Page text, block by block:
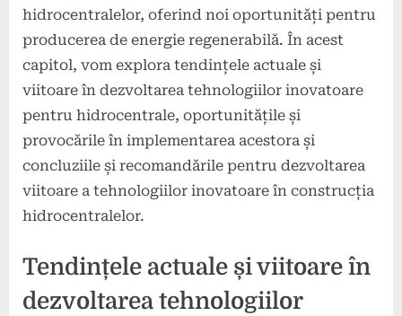
hidrocentralelor, oferind noi oportunități pentru
producerea de energie regenerabilă. În acest
capitol, vom explora tendințele actuale și
viitoare în dezvoltarea tehnologiilor inovatoare
pentru hidrocentrale, oportunitățile și
provocările în implementarea acestora și
concluziile și recomandările pentru dezvoltarea
viitoare a tehnologiilor inovatoare în construcția
hidrocentralelor.
Tendințele actuale și viitoare în
dezvoltarea tehnologiilor